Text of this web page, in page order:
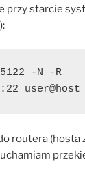
przy starcie
-N -R
user@host
routera (hosta